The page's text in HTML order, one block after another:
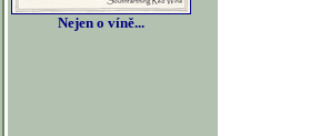
Nejen o víně...